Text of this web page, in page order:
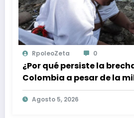
RpoleoZeta 0
¿Por qué persiste la
Colombia a pesar de la
inversión en
Agosto 5, 2026